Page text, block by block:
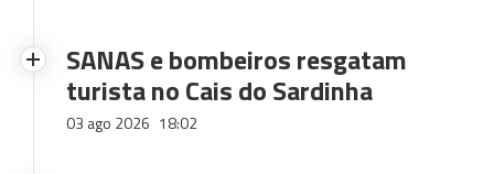
SANAS e bombeiros resgatam
turista no Cais do Sardinha
03 ago 2026 18:02